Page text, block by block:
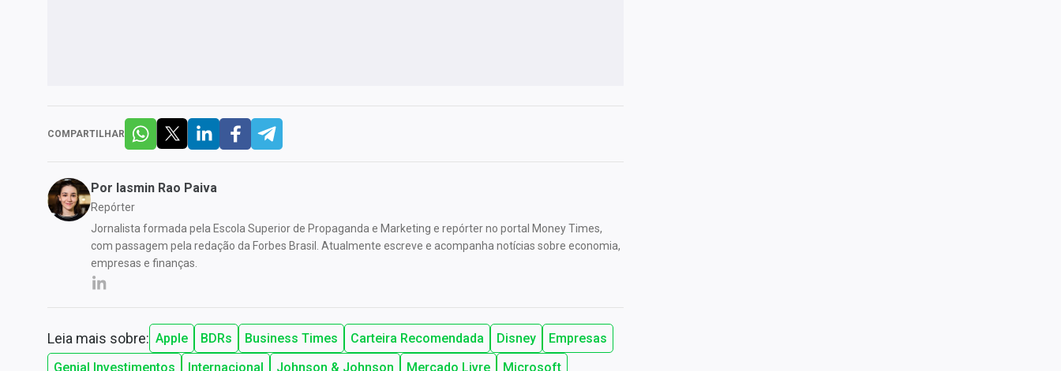
COMPARTILHAR
Por Iasmin Rao Paiva
Repórter
Jornalista formada pela Escola Superior de Propaganda e Marketing e repórter no portal Money Times,
com passagem pela redação da Forbes Brasil. Atualmente escreve e acompanha notícias sobre economia,
empresas e finanças.
Leia mais sobre: Apple BDRs Business Times Carteira Recomendada Disney
Empresas
Genial Investimentos
Internacional Johnson & Johnson Mercado Livre Microsoft